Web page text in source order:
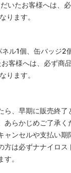
たお客様へは、
ります。
ル1個、缶バッジ2
様へは、必ず商
ります。
、早期に販売終了
らかじめご了承く
ンセルや支払い
は必ずナナイロ
。